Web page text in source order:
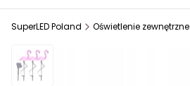
SuperLED Poland Oświetlenie zewnętrzne